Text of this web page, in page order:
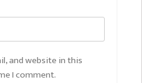
and website in this
I comment.